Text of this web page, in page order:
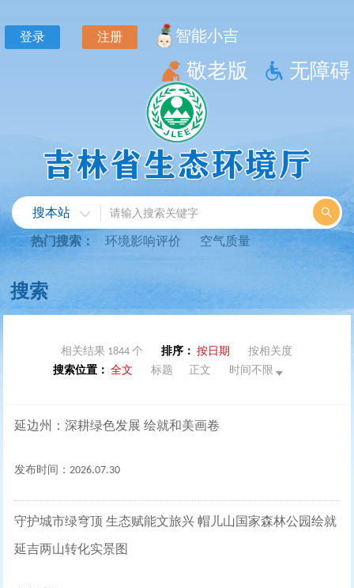
相关结果 1844 个 排序： 按日期
按相关度
搜索位置： 全文 标题 正文 时间不限
延边州：深耕绿色发展 绘就和美画卷
发布时间：2026.07.30
守护城市绿穹顶 生态赋能文旅兴 帽儿山国家森林公园绘就
延吉两山转化实景图